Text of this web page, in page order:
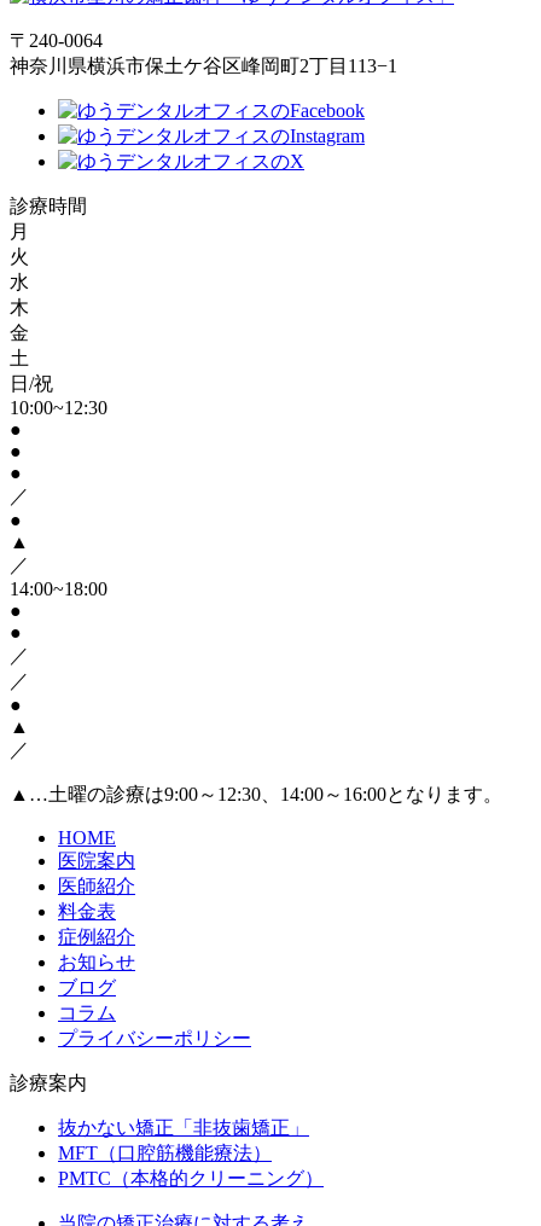
〒240-0064
神奈川県横浜市保土ケ谷区峰岡町2丁目113−1
診療時間
月
火
水
木
金
土
日/祝
10:00~12:30
●
●
●
／
●
▲
／
14:00~18:00
●
●
／
／
●
▲
／
▲ …土曜の診療は9:00～12:30、14:00～16:00となります。
HOME
医院案内
医師紹介
料金表
症例紹介
お知らせ
ブログ
コラム
プライバシーポリシー
診療案内
抜かない矯正「非抜歯矯正」
MFT（口腔筋機能療法）
PMTC（本格的クリーニング）